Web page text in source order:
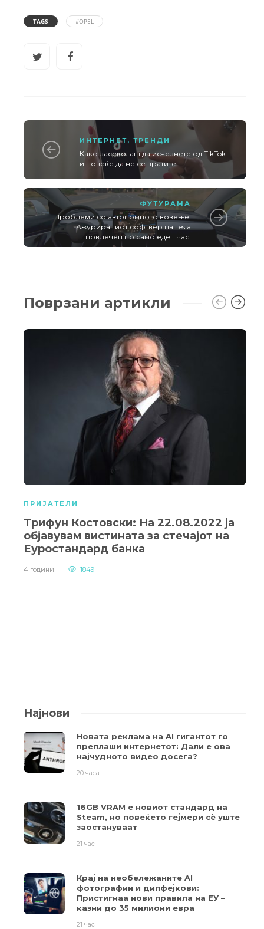
TAGS #OPEL
ИНТЕРНЕТ, ТРЕНДИ
Како засекогаш да исчезнете од TikTok
и повеќе да не се вратите
ФУТУРАМА
Проблеми со автономното возење:
Ажурираниот софтвер на Tesla
повлечен по само еден час!
Поврзани артикли
ПРИЈАТЕЛИ
Трифун Костовски: На 22.08.2022 ја
објавувам вистината за стечајот на
Еуростандард банка
4 години 1849
Најнови
Новата реклама на AI гигантот го
преплаши интернетот: Дали е ова
најчудното видео досега?
20 часа
16GB VRAM е новиот стандард на
Steam, но повеќето гејмери ​​сè уште
заостануваат
21 час
Крај на необележаните AI
фотографии и дипфејкови:
Пристигнаа нови правила на ЕУ –
казни до 35 милиони евра
21 час